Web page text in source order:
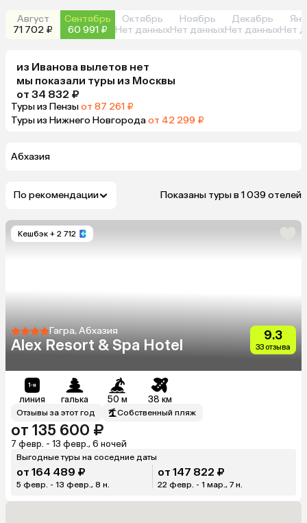
Август
71 702 ₽
Сентябрь
60 991 ₽
Октябрь
Нет данных
Ноябрь
Нет данных
Декабрь
Нет данныхНет
из Иванова вылетов нет
мы показали туры из Москвы
от 34 832 ₽
Туры из Пензыот 87 261 ₽
Туры из Нижнего Новгородаот 42 299 ₽
Абхазия
По рекомендации Показаны туры в 1 039 отелей
Кешбэк + 2 712
Гагра, Абхазия
Alex Resort & Spa Hotel
9.3
33 отзыва
линия галька 50 м 38 км
Отзывы за этот год Собственный пляж
от 135 600 ₽
7 февр. - 13 февр., 6 ночей
Выгодные туры на соседние даты
от 164 489 ₽
5 февр. - 13 февр., 8 н.
от 147 822 ₽
22 февр. - 1 мар., 7 н.